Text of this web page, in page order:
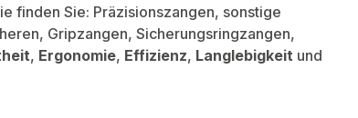
finden Sie: Präzisionszangen, sonstige
Gripzangen, Sicherungsringzangen,
, Ergonomie, Effizienz, Langlebigkeit und